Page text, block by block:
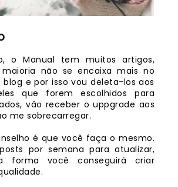
o Manual tem muitos artigos,
não se encaixa mais no
e por isso vou deleta-los aos
que forem escolhidos para
vão receber o uppgrade aos
me sobrecarregar.
é que você faça o mesmo.
por semana para atualizar,
forma você conseguirá criar